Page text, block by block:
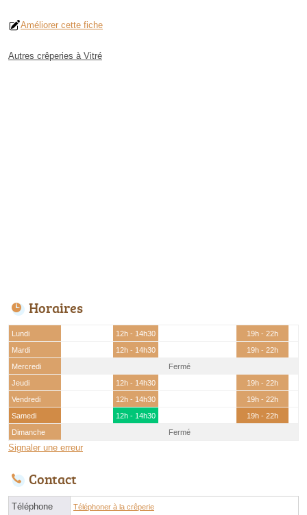
Améliorer cette fiche
Autres crêperies à Vitré
Horaires
Lundi 12h - 14h30
19h - 22h
Mardi
12h - 14h30
19h - 22h
Mercredi
Fermé
Jeudi
12h - 14h30
19h - 22h
Vendredi
12h - 14h30
19h - 22h
Samedi
12h - 14h30
19h - 22h
Dimanche
Fermé
Signaler une erreur
Contact
Téléphone Téléphoner à la crêperie